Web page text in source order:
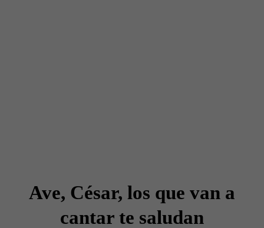
Ave, César, los que van a
cantar te saludan